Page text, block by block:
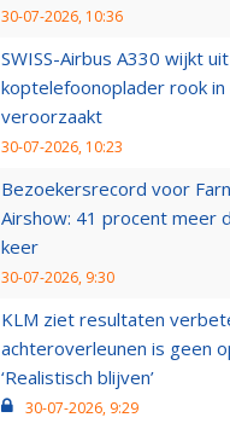
30-07-2026, 10:36
SWISS-Airbus A330 wijkt
koptelefoonoplader rook in
veroorzaakt
30-07-2026, 10:23
Bezoekersrecord voor
Airshow: 41 procent meer
keer
30-07-2026, 9:30
KLM ziet resultaten
achteroverleunen is geen
‘Realistisch blijven’
30-07-2026, 9:29